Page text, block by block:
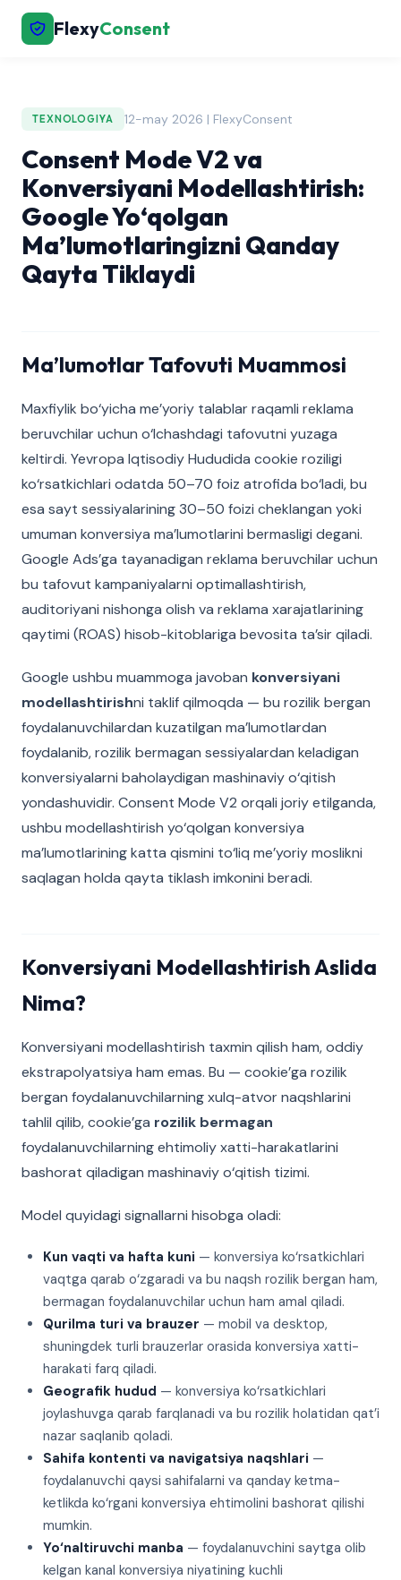
FlexyConsent
TEXNOLOGIYA 12-may 2026 | FlexyConsent
Consent Mode V2 va
Konversiyani Modellashtirish:
Google Yo‘qolgan
Ma’lumotlaringizni Qanday
Qayta Tiklaydi
Ma’lumotlar Tafovuti Muammosi
Maxfiylik bo‘yicha me’yoriy talablar raqamli reklama
beruvchilar uchun o‘lchashdagi tafovutni yuzaga
keltirdi. Yevropa Iqtisodiy Hududida cookie roziligi
ko‘rsatkichlari odatda 50–70 foiz atrofida bo‘ladi, bu
esa sayt sessiyalarining 30–50 foizi cheklangan yoki
umuman konversiya ma’lumotlarini bermasligi degani.
Google Ads’ga tayanadigan reklama beruvchilar uchun
bu tafovut kampaniyalarni optimallashtirish,
auditoriyani nishonga olish va reklama xarajatlarining
qaytimi (ROAS) hisob-kitoblariga bevosita ta’sir qiladi.
Google ushbu muammoga javoban konversiyani
modellashtirishni taklif qilmoqda — bu rozilik bergan
foydalanuvchilardan kuzatilgan ma’lumotlardan
foydalanib, rozilik bermagan sessiyalardan keladigan
konversiyalarni baholaydigan mashinaviy o‘qitish
yondashuvidir. Consent Mode V2 orqali joriy etilganda,
ushbu modellashtirish yo‘qolgan konversiya
ma’lumotlarining katta qismini to‘liq me’yoriy moslikni
saqlagan holda qayta tiklash imkonini beradi.
Konversiyani Modellashtirish Aslida
Nima?
Konversiyani modellashtirish taxmin qilish ham, oddiy
ekstrapolyatsiya ham emas. Bu — cookie’ga rozilik
bergan foydalanuvchilarning xulq-atvor naqshlarini
tahlil qilib, cookie’ga rozilik bermagan
foydalanuvchilarning ehtimoliy xatti-harakatlarini
bashorat qiladigan mashinaviy o‘qitish tizimi.
Model quyidagi signallarni hisobga oladi:
Kun vaqti va hafta kuni — konversiya ko‘rsatkichlari
vaqtga qarab o‘zgaradi va bu naqsh rozilik bergan ham,
bermagan foydalanuvchilar uchun ham amal qiladi.
Qurilma turi va brauzer — mobil va desktop,
shuningdek turli brauzerlar orasida konversiya xatti-
harakati farq qiladi.
Geografik hudud — konversiya ko‘rsatkichlari
joylashuvga qarab farqlanadi va bu rozilik holatidan qat’i
nazar saqlanib qoladi.
Sahifa kontenti va navigatsiya naqshlari —
foydalanuvchi qaysi sahifalarni va qanday ketma-
ketlikda ko‘rgani konversiya ehtimolini bashorat qilishi
mumkin.
Yo‘naltiruvchi manba — foydalanuvchini saytga olib
kelgan kanal konversiya niyatining kuchli